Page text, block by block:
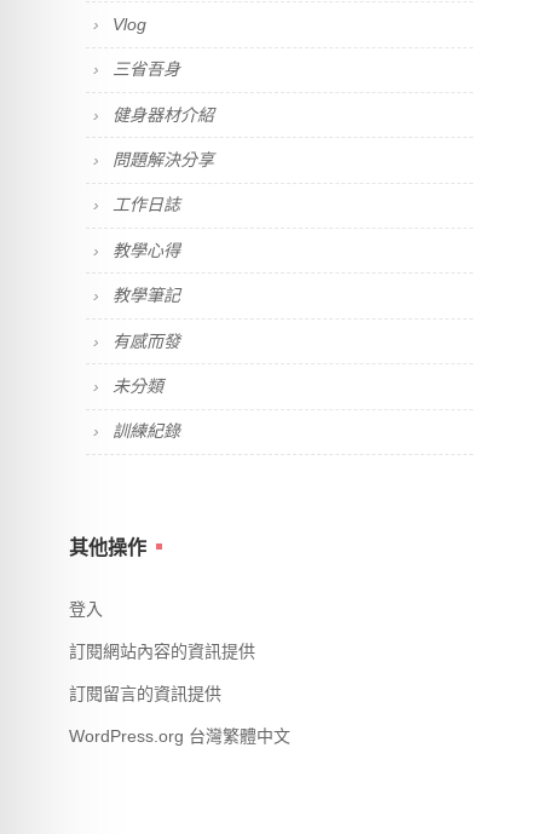
Vlog
三省吾身
健身器材介紹
問題解決分享
工作日誌
教學心得
教學筆記
有感而發
未分類
訓練紀錄
其他操作
登入
訂閱網站內容的資訊提供
訂閱留言的資訊提供
WordPress.org 台灣繁體中文